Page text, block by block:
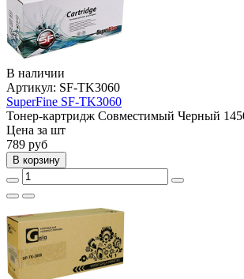
В наличии
Артикул: SF-TK3060
SuperFine SF-TK3060
Тонер-картридж Совместимый Черный
Цена за шт
789 руб
В корзину